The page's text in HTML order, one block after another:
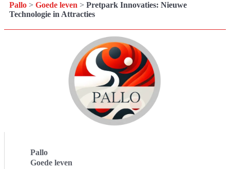
Pallo > Goede leven > Pretpark Innovaties: Nieuwe
Technologie in Attracties
Pallo
Goede leven